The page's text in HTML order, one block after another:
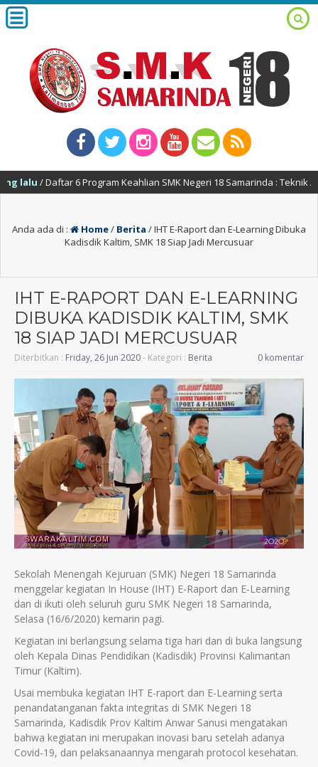
6 Program Keahlian SMK Negeri 18 Samarinda : Teknik Alat
Anda ada di : Home/ Berita /IHT E-Raport dan E-Learning Dibuka
Kadisdik Kaltim, SMK 18 Siap Jadi Mercusuar
IHT E-RAPORT DAN E-LEARNING
DIBUKA KADISDIK KALTIM, SMK
18 SIAP JADI MERCUSUAR
Diterbitkan : Friday, 26 Jun 2020- Kategori : Berita 0 komentar
Sekolah Menengah Kejuruan (SMK) Negeri 18 Samarinda
menggelar kegiatan In House (IHT) E-Raport dan E-Learning
dan di ikuti oleh seluruh guru SMK Negeri 18 Samarinda,
Selasa (16/6/2020) kemarin pagi.
Kegiatan ini berlangsung selama tiga hari dan di buka langsung
oleh Kepala Dinas Pendidikan (Kadisdik) Provinsi Kalimantan
Timur (Kaltim).
Usai membuka kegiatan IHT E-raport dan E-Learning serta
penandatanganan fakta integritas di SMK Negeri 18
Samarinda, Kadisdik Prov Kaltim Anwar Sanusi mengatakan
bahwa kegiatan ini merupakan inovasi baru setelah adanya
Covid-19, dan pelaksanaannya mengarah protocol kesehatan.